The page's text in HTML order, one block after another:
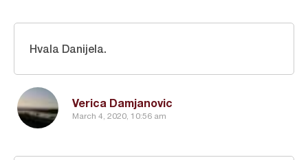
Verica Damjanovic
March 4, 2020, 10:56 am
Hvala Danijela.